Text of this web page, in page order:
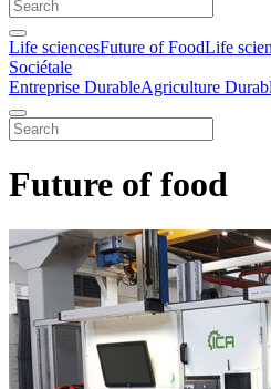
Life sciencesFuture of FoodLife
Sociétale
Entreprise DurableAgriculture
Future of food